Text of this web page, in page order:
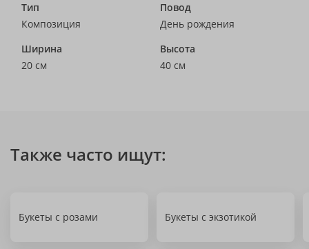
Тип
Композиция
Повод
День рождения
Ширина
20 см
Высота
40 см
Также часто ищут:
Букеты с розами Букеты с экзотикой